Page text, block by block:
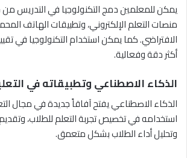
يمكن للمعلمين دمج التكنولوجيا في التدريس
منصات التعلم الإلكتروني، وتطبيقات الهاتف
الافتراضي. كما يمكن استخدام التكنولوجيا في
أكثر دقة وفعالية.
الذكاء الاصطناعي وتطبيقاته في
الذكاء الاصطناعي يفتح آفاقاً جديدة في مجال
استخدامه في تخصيص تجربة التعلم للطلاب،
وتحليل أداء الطلاب بشكل متعمق.